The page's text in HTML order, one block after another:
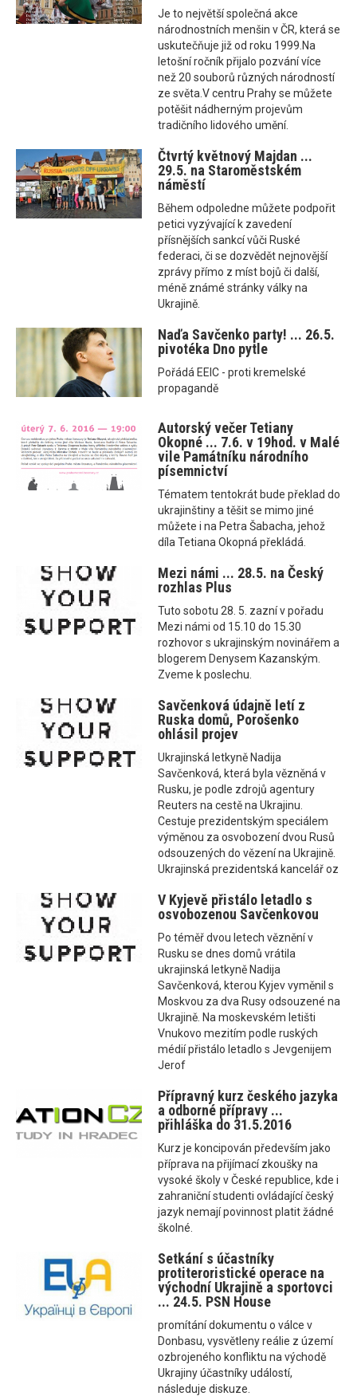
Je to největší společná akce
národnostních menšin v ČR, která se
uskutečňuje již od roku 1999.Na
letošní ročník přijalo pozvání více
než 20 souborů různých národností
ze světa.V centru Prahy se můžete
potěšit nádherným projevům
tradičního lidového umění.
Čtvrtý květnový Majdan ...
29.5. na Staroměstském
náměstí
Během odpoledne můžete podpořit
petici vyzývající k zavedení
přísnějších sankcí vůči Ruské
federaci, či se dozvědět nejnovější
zprávy přímo z míst bojů či další,
méně známé stránky války na
Ukrajině.
Naďa Savčenko party! ... 26.5.
pivotéka Dno pytle
Pořádá EEIC - proti kremelské
propagandě
Autorský večer Tetiany
Okopné ... 7.6. v 19hod. v Malé
vile Památníku národního
písemnictví
Tématem tentokrát bude překlad do
ukrajinštiny a těšit se mimo jiné
můžete i na Petra Šabacha, jehož
díla Tetiana Okopná překládá.
Mezi námi ... 28.5. na Český
rozhlas Plus
Tuto sobotu 28. 5. zazní v pořadu
Mezi námi od 15.10 do 15.30
rozhovor s ukrajinským novinářem a
blogerem Denysem Kazanským.
Zveme k poslechu.
Savčenková údajně letí z
Ruska domů, Porošenko
ohlásil projev
Ukrajinská letkyně Nadija
Savčenková, která byla vězněná v
Rusku, je podle zdrojů agentury
Reuters na cestě na Ukrajinu.
Cestuje prezidentským speciálem
výměnou za osvobození dvou Rusů
odsouzených do vězení na Ukrajině.
Ukrajinská prezidentská kancelář oz
V Kyjevě přistálo letadlo s
osvobozenou Savčenkovou
Po téměř dvou letech věznění v
Rusku se dnes domů vrátila
ukrajinská letkyně Nadija
Savčenková, kterou Kyjev vyměnil s
Moskvou za dva Rusy odsouzené na
Ukrajině. Na moskevském letišti
Vnukovo mezitím podle ruských
médií přistálo letadlo s Jevgenijem
Jerof
Přípravný kurz českého jazyka
a odborné přípravy ...
přihláška do 31.5.2016
Kurz je koncipován především jako
příprava na přijímací zkoušky na
vysoké školy v České republice, kde i
zahraniční studenti ovládající český
jazyk nemají povinnost platit žádné
školné.
Setkání s účastníky
protiteroristické operace na
východní Ukrajině a sportovci
... 24.5. PSN House
promítání dokumentu o válce v
Donbasu, vysvětleny reálie z území
ozbrojeného konfliktu na východě
Ukrajiny účastníky událostí,
následuje diskuze.